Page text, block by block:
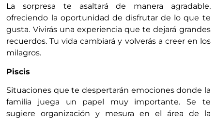
La sorpresa te asaltará de manera agradable,
ofreciendo la oportunidad de disfrutar de lo que te
gusta. Vivirás una experiencia que te dejará grandes
recuerdos. Tu vida cambiará y volverás a creer en los
milagros.
Piscis
Situaciones que te despertarán emociones donde la
familia juega un papel muy importante. Se te
sugiere organización y mesura en el área de la